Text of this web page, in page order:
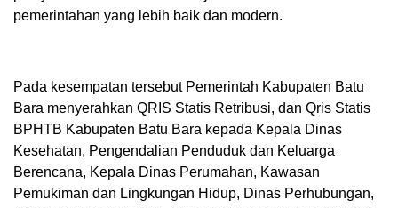
pemerintahan yang lebih baik dan modern.
Pada kesempatan tersebut Pemerintah Kabupaten Batu
Bara menyerahkan QRIS Statis Retribusi, dan Qris Statis
BPHTB Kabupaten Batu Bara kepada Kepala Dinas
Kesehatan, Pengendalian Penduduk dan Keluarga
Berencana, Kepala Dinas Perumahan, Kawasan
Pemukiman dan Lingkungan Hidup, Dinas Perhubungan,